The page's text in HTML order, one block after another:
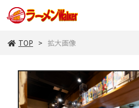
TOP 拡大画像